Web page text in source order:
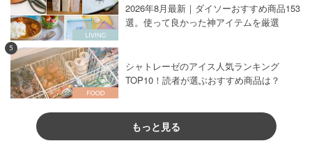
2026年8月最新｜ダイソーおすすめ商品153
選。使って良かった神アイテムを厳選
5
シャトレーゼのアイス人気ランキング
TOP10！読者が選ぶおすすめ商品は？
もっと見る